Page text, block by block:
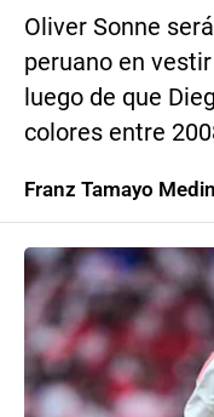
Oliver Sonne
peruano en
luego de que
colores entre
Franz Tamayo